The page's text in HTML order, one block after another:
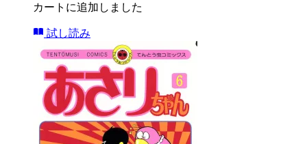
カートに追加しました
試し読み